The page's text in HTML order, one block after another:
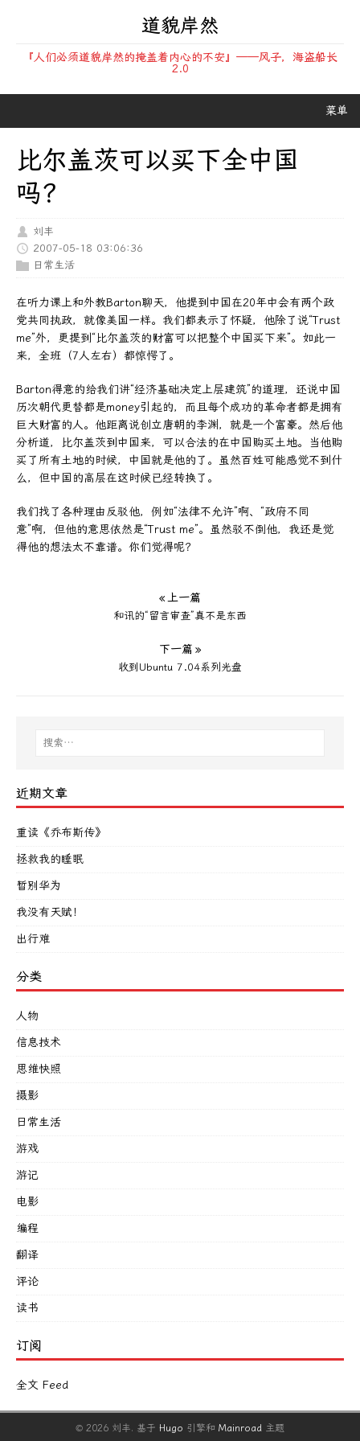
道貌岸然
『人们必须道貌岸然的掩盖着内心的不安』——风子，海盗船长
2.0
菜单
比尔盖茨可以买下全中国
吗？
刘丰
2007-05-18 03:06:36
日常生活
在听力课上和外教Barton聊天，他提到中国在20年中会有两个政
党共同执政，就像美国一样。我们都表示了怀疑，他除了说“Trust
me”外，更提到“比尔盖茨的财富可以把整个中国买下来”。如此一
来，全班（7人左右）都惊愕了。
Barton得意的给我们讲“经济基础决定上层建筑”的道理，还说中国
历次朝代更替都是money引起的，而且每个成功的革命者都是拥有
巨大财富的人。他距离说创立唐朝的李渊，就是一个富豪。然后他
分析道，比尔盖茨到中国来，可以合法的在中国购买土地。当他购
买了所有土地的时候，中国就是他的了。虽然百姓可能感觉不到什
么，但中国的高层在这时候已经转换了。
我们找了各种理由反驳他，例如“法律不允许”啊、“政府不同
意”啊，但他的意思依然是“Trust me”。虽然驳不倒他，我还是觉
得他的想法太不靠谱。你们觉得呢？
« 上一篇
和讯的“留言审查”真不是东西
下一篇 »
收到Ubuntu 7.04系列光盘
近期文章
重读《乔布斯传》
拯救我的睡眠
暂别华为
我没有天赋！
出行难
分类
人物
信息技术
思维快照
摄影
日常生活
游戏
游记
电影
编程
翻译
评论
读书
订阅
全文 Feed
© 2026 刘丰. 基于 Hugo 引擎和 Mainroad 主题